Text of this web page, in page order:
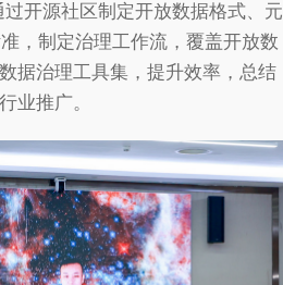
开源社区制定开放数据格式、元
，制定治理工作流，覆盖开放数
据治理工具集，提升效率，总结
业推广。